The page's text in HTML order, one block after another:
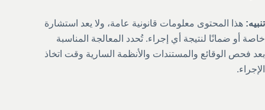
تنبيه: هذا المحتوى معلومات قانونية عامة، ولا يعد استشارة
خاصة أو ضمانًا لنتيجة أي إجراء. تُحدد المعالجة المناسبة
بعد فحص الوقائع والمستندات والأنظمة السارية وقت اتخاذ
الإجراء.